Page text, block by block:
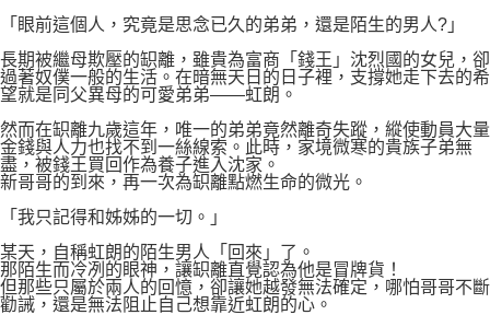
「眼前這個人，究竟是思念已久的弟弟，還是陌生的男人?」
長期被繼母欺壓的䍉離，雖貴為富商「錢王」沈烈國的女兒，卻
過著奴僕一般的生活。在暗無天日的日子裡，支撐她走下去的希
望就是同父異母的可愛弟弟——虹朗。
然而在䍉離九歲這年，唯一的弟弟竟然離奇失蹤，縱使動員大量
金錢與人力也找不到一絲線索。此時，家境微寒的貴族子弟無
盡，被錢王買回作為養子進入沈家。
新哥哥的到來，再一次為䍉離點燃生命的微光。
「我只記得和姊姊的一切。」
某天，自稱虹朗的陌生男人「回來」了。
那陌生而冷冽的眼神，讓䍉離直覺認為他是冒牌貨！
但那些只屬於兩人的回憶，卻讓她越發無法確定，哪怕哥哥不斷
勸誡，還是無法阻止自己想靠近虹朗的心。